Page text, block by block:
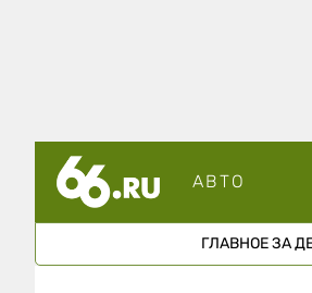
АВТО
ГЛАВНОЕ ЗА